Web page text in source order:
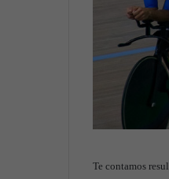
Te contamos